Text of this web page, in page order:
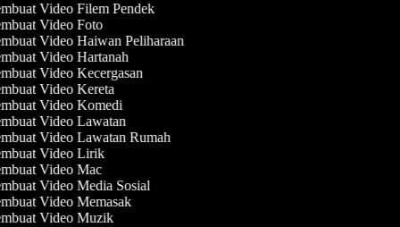
Video Filem Pendek
Video Foto
Video Haiwan Peliharaan
Video Hartanah
Video Kecergasan
Video Kereta
Video Komedi
Video Lawatan
Video Lawatan Rumah
Video Lirik
Video Mac
Video Media Sosial
Video Memasak
Video Muzik